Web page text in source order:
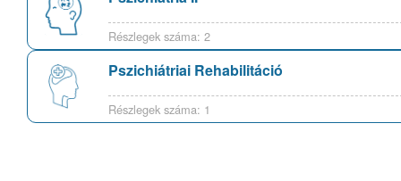
Részlegek száma: 2
Pszichiátriai Rehabilitáció
Részlegek száma: 1